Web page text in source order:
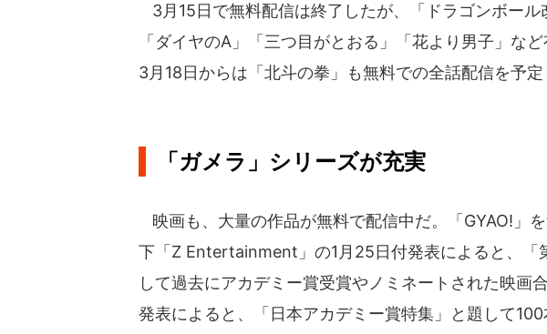
3月15日で無料配信は終了したが、「ドラゴンボール
「ダイヤのA」「三つ目がとおる」「花より男子」な
3月18日からは「北斗の拳」も無料での全話配信を予定
「ガメラ」シリーズが充実
映画も、大量の作品が無料で配信中だ。「GYAO!」
下「Z Entertainment」の1月25日付発表によると、「
して過去にアカデミー賞受賞やノミネートされた映画
発表によると、「日本アカデミー賞特集」と題して